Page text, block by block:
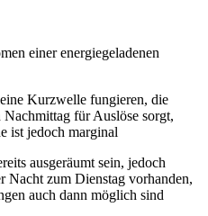
einer energiegeladenen
Kurzwelle fungieren, die
für Auslöse sorgt,
ist jedoch marginal
ausgeräumt sein, jedoch
Nacht zum Dienstag vorhanden,
auch dann möglich sind